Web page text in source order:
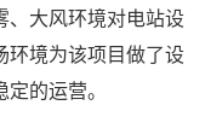
、大风环境对电站设
环境为该项目做了设
的运营。